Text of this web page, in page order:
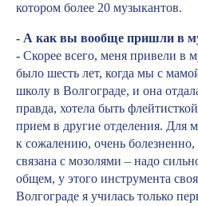
котором более 20 музыкантов.
- А как вы вообще пришли в
- Скорее всего, меня привели в
было шесть лет, когда мы с
школу в Волгограде, и она
правда, хотела быть
прием в другие отделения. Для
к сожалению, очень
связана с мозолями – надо
общем, у этого инструмента
Волгограде я училась только